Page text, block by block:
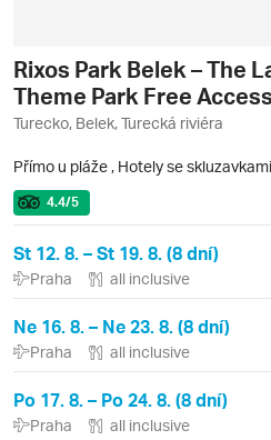
Rixos Park Belek – The
Theme Park Free Access
Turecko, Belek, Turecká riviéra
Přímo u pláže , Hotely se
4.4/5
St 12. 8. – St 19. 8. (8 dní)
Praha all inclusive
Ne 16. 8. – Ne 23. 8. (8 dní)
Praha all inclusive
Po 17. 8. – Po 24. 8. (8 dní)
Praha all inclusive